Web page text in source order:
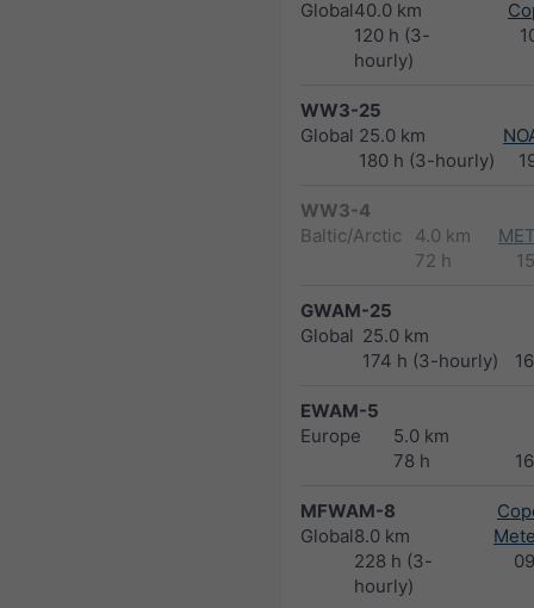
Global40.0 km
120 h (3-
hourly)
WW3-25
Global 25.0 km
180 h (3-hourly)
WW3-4
Baltic/Arctic
4.0 km
72 h
GWAM-25
Global 25.0 km
174 h (3-hourly)
EWAM-5
Europe
5.0 km
78 h
MFWAM-8
Global8.0 km
228 h (3-
hourly)